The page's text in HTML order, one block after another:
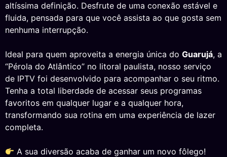
altíssima definição. Desfrute de uma conexão estável e
fluida, pensada para que você assista ao que gosta sem
nenhuma interrupção.
Ideal para quem aproveita a energia única do Guarujá, a
“Pérola do Atlântico” no litoral paulista, nosso serviço
de IPTV foi desenvolvido para acompanhar o seu ritmo.
Tenha a total liberdade de acessar seus programas
favoritos em qualquer lugar e a qualquer hora,
transformando sua rotina em uma experiência de lazer
completa.
A sua diversão acaba de ganhar um novo fôlego!